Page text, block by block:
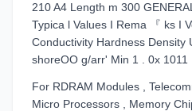
210 A4 Length m 300
Typica l Values I Rema 『 ks I
Conductivity Hardness Density
shoreOO g/arr' Min 1 . 0x 1011
For RDRAM Modules ,
Micro Processors , Memory